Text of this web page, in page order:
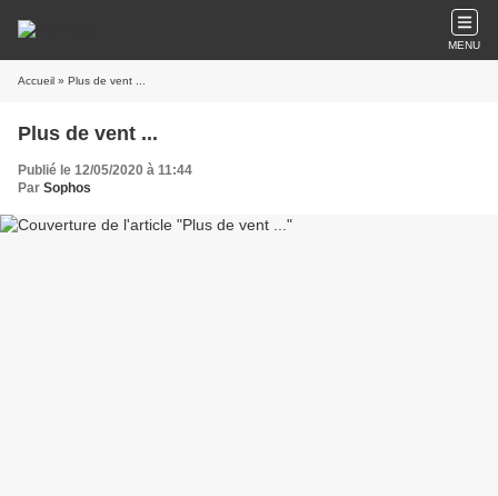
MENU
Accueil » Plus de vent ...
Plus de vent ...
Publié le 12/05/2020 à 11:44
Par Sophos